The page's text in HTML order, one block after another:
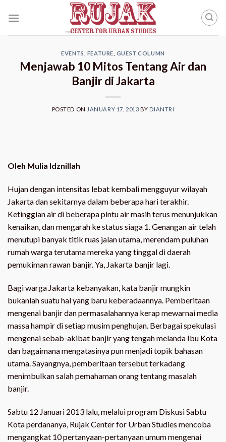
EVENTS FEATURE GUEST COLUMN
Menjawab 10 Mitos Tentang Air dan
Banjir di Jakarta
POSTED ON JANUARY 17, 2013 BY DIANTRI
Oleh Mulia Idznillah
Hujan dengan intensitas lebat kembali mengguyur wilayah
Jakarta dan sekitarnya dalam beberapa hari terakhir.
Ketinggian air di beberapa pintu air masih terus menunjukkan
kenaikan, dan mengarah ke status siaga 1. Genangan air telah
menutupi banyak titik ruas jalan utama, merendam puluhan
rumah warga terutama mereka yang tinggal di daerah
pemukiman rawan banjir. Ya, Jakarta banjir lagi.
Bagi warga Jakarta kebanyakan, kata banjir mungkin
bukanlah suatu hal yang baru keberadaannya. Pemberitaan
mengenai banjir dan permasalahannya kerap mewarnai media
massa hampir di setiap musim penghujan. Berbagai spekulasi
mengenai sebab-akibat banjir yang tengah melanda Ibu Kota
dan bagaimana mengatasinya pun menjadi topik bahasan
utama. Sayangnya, pemberitaan tersebut terkadang
menimbulkan salah pemahaman orang tentang masalah
banjir.
Sabtu 12 Januari 2013 lalu, melalui program Diskusi Sabtu
Kota perdananya, Rujak Center for Urban Studies mencoba
mengangkat 10 pertanyaan-pertanyaan umum mengenai